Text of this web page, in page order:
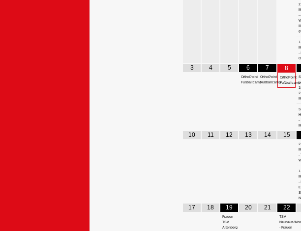
2.
-
1.
-
3 4 5 6
OrthoPoint
Fußballcamp
7
OrthoPoint
Fußballcamp
8
OrthoPoint
Fußballcamp
2.
-
10 11 12 13 14 15
2.
-
1.
-
17 18 19
Frauen -
TSV
Altenberg
20 21 22
TSV
Neuhaus/
- Frauen